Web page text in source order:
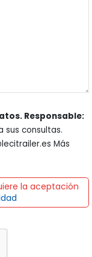
Responsable:
sus consultas.
Más
la aceptación